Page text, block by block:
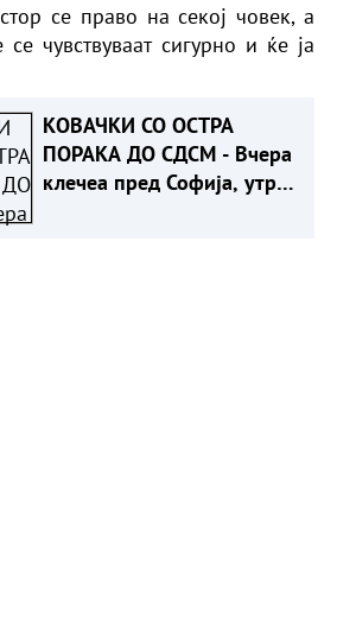
се право на секој човек, а
чувствуваат сигурно и ќе ја
КОВАЧКИ СО ОСТРА
ПОРАКА ДО СДСМ - Вчера
клечеа пред Софија, утре